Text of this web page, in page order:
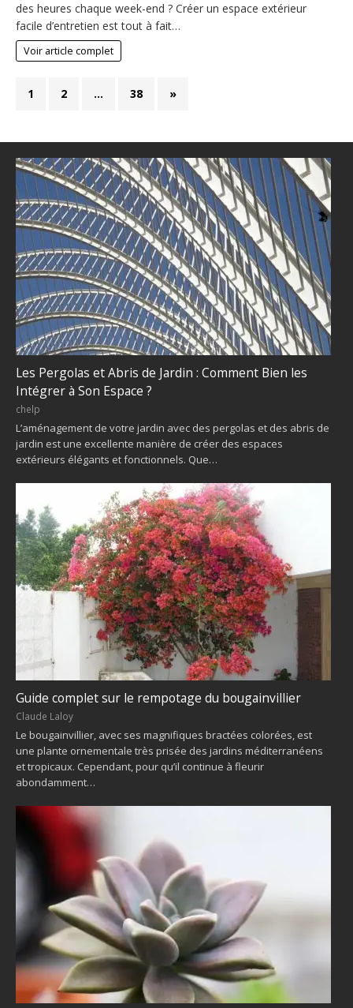
des heures chaque week-end ? Créer un espace extérieur
facile d’entretien est tout à fait…
Voir article complet
1 2 … 38 »
Les Pergolas et Abris de Jardin : Comment Bien les
Intégrer à Son Espace ?
chelp
L’aménagement de votre jardin avec des pergolas et des abris de
jardin est une excellente manière de créer des espaces
extérieurs élégants et fonctionnels. Que…
Guide complet sur le rempotage du bougainvillier
Claude Laloy
Le bougainvillier, avec ses magnifiques bractées colorées, est
une plante ornementale très prisée des jardins méditerranéens
et tropicaux. Cependant, pour qu’il continue à fleurir
abondamment…